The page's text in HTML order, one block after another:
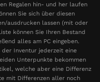
Regalen hin- und her laufen
Sie sich über diesen
ausdrucken lassen (mit oder
können Sie Ihren Bestand
alles am PC eingeben.
der Inventur jederzeit eine
Unterpunkte bekommen
welche aber eine Differenz
mit Differenzen aller noch